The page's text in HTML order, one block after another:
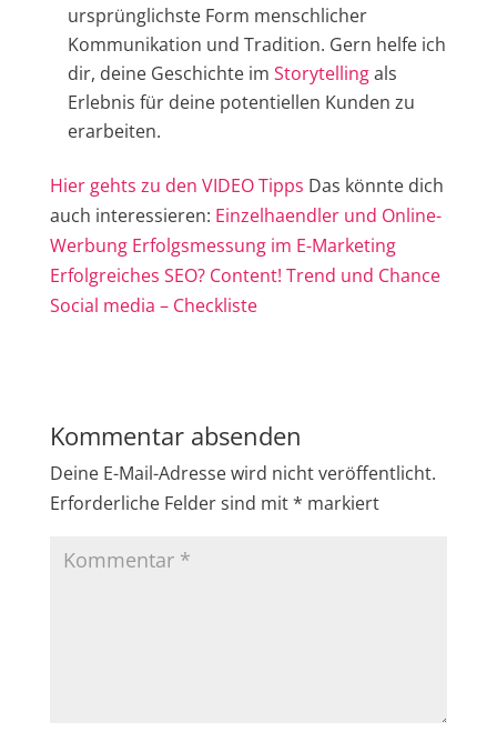
ursprünglichste Form menschlicher
Kommunikation und Tradition. Gern helfe ich
dir, deine Geschichte im Storytellingals
Erlebnis für deine potentiellen Kunden zu
erarbeiten.
Hier gehts zu den VIDEO Tipps Das könnte dich
auch interessieren: Einzelhaendler und Online-
Werbung Erfolgsmessung im E-Marketing
Erfolgreiches SEO? Content! Trend und Chance
Social media – Checkliste
Kommentar absenden
Deine E-Mail-Adresse wird nicht veröffentlicht.
Erforderliche Felder sind mit* markiert